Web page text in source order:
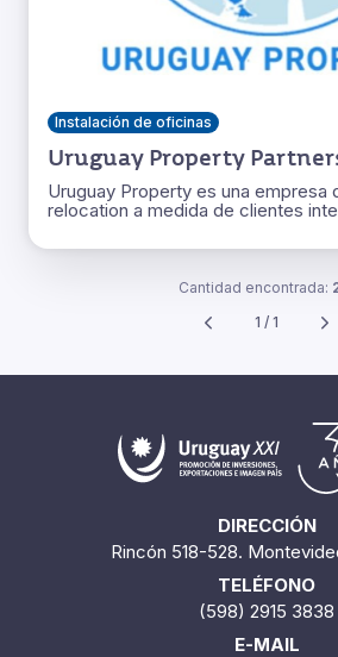
Instalación de oficinas
Uruguay Property
Uruguay Property es una empresa
relocation a medida de clientes
Cantidad encontrada:
1 / 1
DIRECCIÓN
Rincón 518-528.
TELÉFONO
(598) 2915 3838
E-MAIL